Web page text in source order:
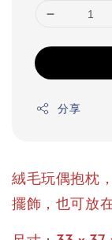
分享
絨毛玩偶抱枕
擺飾，也可放